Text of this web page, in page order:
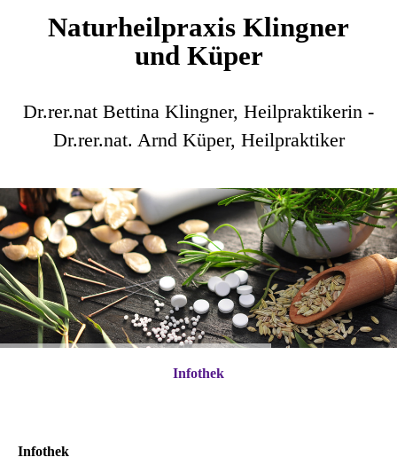
Naturheilpraxis Klingner
und Küper
Dr.rer.nat Bettina Klingner, Heilpraktikerin -
Dr.rer.nat. Arnd Küper, Heilpraktiker
Infothek
Infothek